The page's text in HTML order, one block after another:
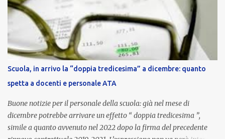
retribuzione di risultato rappresenta la parte variabile dello
stipendio dei dirigenti scolastici. Viene corrisposta per valorizzare
la qualità dell’attività svolta, la gestione delle risorse e il
raggiungimento degli obiettivi fissati dal Ministero dell’Istruzione
e del Merito (MIM) . Per l’anno scolastico 2023/2024, il MIM ha
completato la procedura di valutazione e trasmesso i dati a NoiPA,
che ha poi disposto la liquidazione automatica in busta paga . Gli
importi e le trattenute L’importo medio lordo riconosciuto è di 6....
Scuola, in arrivo la “doppia tredicesima” a dicembre: quanto
spetta a docenti e personale ATA
Buone notizie per il personale della scuola: già nel mese di
dicembre potrebbe arrivare un effetto “ doppia tredicesima ”,
simile a quanto avvenuto nel 2022 dopo la firma del precedente